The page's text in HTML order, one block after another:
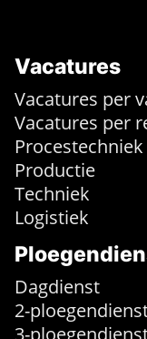
Vacatures
Vacatures per
Vacatures per
Procestechniek
Productie
Techniek
Logistiek
Dagdienst
2-
3-